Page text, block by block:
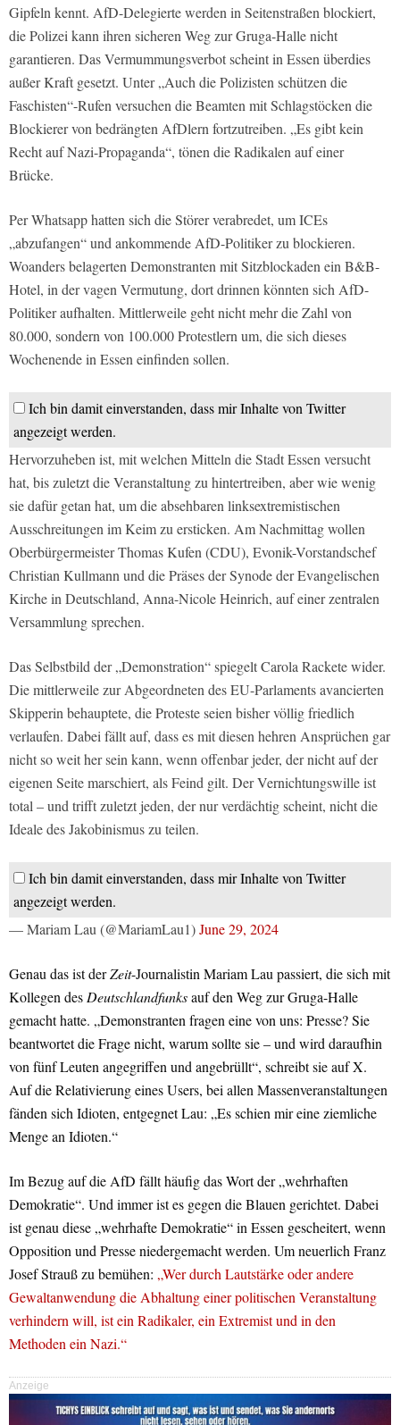
Gipfeln kennt. AfD-Delegierte werden in Seitenstraßen blockiert,
die Polizei kann ihren sicheren Weg zur Gruga-Halle nicht
garantieren. Das Vermummungsverbot scheint in Essen überdies
außer Kraft gesetzt. Unter „Auch die Polizisten schützen die
Faschisten“-Rufen versuchen die Beamten mit Schlagstöcken die
Blockierer von bedrängten AfDlern fortzutreiben. „Es gibt kein
Recht auf Nazi-Propaganda“, tönen die Radikalen auf einer
Brücke.
Per Whatsapp hatten sich die Störer verabredet, um ICEs
„abzufangen“ und ankommende AfD-Politiker zu blockieren.
Woanders belagerten Demonstranten mit Sitzblockaden ein B&B-
Hotel, in der vagen Vermutung, dort drinnen könnten sich AfD-
Politiker aufhalten. Mittlerweile geht nicht mehr die Zahl von
80.000, sondern von 100.000 Protestlern um, die sich dieses
Wochenende in Essen einfinden sollen.
Ich bin damit einverstanden, dass mir Inhalte von Twitter
angezeigt werden.
Hervorzuheben ist, mit welchen Mitteln die Stadt Essen versucht
hat, bis zuletzt die Veranstaltung zu hintertreiben, aber wie wenig
sie dafür getan hat, um die absehbaren linksextremistischen
Ausschreitungen im Keim zu ersticken. Am Nachmittag wollen
Oberbürgermeister Thomas Kufen (CDU), Evonik-Vorstandschef
Christian Kullmann und die Präses der Synode der Evangelischen
Kirche in Deutschland, Anna-Nicole Heinrich, auf einer zentralen
Versammlung sprechen.
Das Selbstbild der „Demonstration“ spiegelt Carola Rackete wider.
Die mittlerweile zur Abgeordneten des EU-Parlaments avancierten
Skipperin behauptete, die Proteste seien bisher völlig friedlich
verlaufen. Dabei fällt auf, dass es mit diesen hehren Ansprüchen gar
nicht so weit her sein kann, wenn offenbar jeder, der nicht auf der
eigenen Seite marschiert, als Feind gilt. Der Vernichtungswille ist
total – und trifft zuletzt jeden, der nur verdächtig scheint, nicht die
Ideale des Jakobinismus zu teilen.
Ich bin damit einverstanden, dass mir Inhalte von Twitter
angezeigt werden.
— Mariam Lau (@MariamLau1)June 29, 2024
Genau das ist derZeit-Journalistin Mariam Lau passiert, die sich mit
Kollegen desDeutschlandfunksauf den Weg zur Gruga-Halle
gemacht hatte. „Demonstranten fragen eine von uns: Presse? Sie
beantwortet die Frage nicht, warum sollte sie – und wird daraufhin
von fünf Leuten angegriffen und angebrüllt“, schreibt sie auf X.
Auf die Relativierung eines Users, bei allen Massenveranstaltungen
fänden sich Idioten, entgegnet Lau: „Es schien mir eine ziemliche
Menge an Idioten.“
Im Bezug auf die AfD fällt häufig das Wort der „wehrhaften
Demokratie“. Und immer ist es gegen die Blauen gerichtet. Dabei
ist genau diese „wehrhafte Demokratie“ in Essen gescheitert, wenn
Opposition und Presse niedergemacht werden. Um neuerlich Franz
Josef Strauß zu bemühen: „Wer durch Lautstärke oder andere
Gewaltanwendung die Abhaltung einer politischen Veranstaltung
verhindern will, ist ein Radikaler, ein Extremist und in den
Methoden ein Nazi.“
Anzeige